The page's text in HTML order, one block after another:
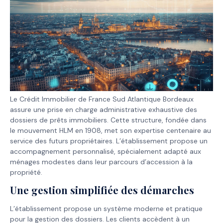
Le Crédit Immobilier de France Sud Atlantique Bordeaux
assure une prise en charge administrative exhaustive des
dossiers de prêts immobiliers. Cette structure, fondée dans
le mouvement HLM en 1908, met son expertise centenaire au
service des futurs propriétaires. L’établissement propose un
accompagnement personnalisé, spécialement adapté aux
ménages modestes dans leur parcours d’accession à la
propriété.
Une gestion simplifiée des démarches
L’établissement propose un système moderne et pratique
pour la gestion des dossiers. Les clients accèdent à un